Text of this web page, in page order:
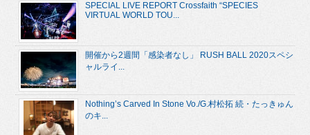
SPECIAL LIVE REPORT Crossfaith “SPECIES
VIRTUAL WORLD TOU...
開催から2週間「感染者なし」 RUSH BALL 2020スペシ
ャルライ...
Nothing’s Carved In Stone Vo./G.村松拓 続・たっきゅん
のキ...